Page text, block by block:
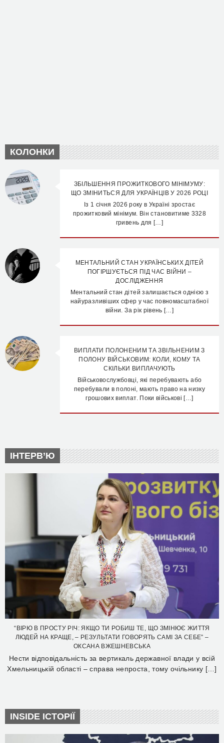
КОЛОНКИ
ЗБІЛЬШЕННЯ ПРОЖИТКОВОГО МІНІМУМУ:
ЩО ЗМІНИТЬСЯ ДЛЯ УКРАЇНЦІВ У 2026 РОЦІ
Із 1 січня 2026 року в Україні зростає
прожитковий мінімум. Він становитиме 3328
гривень для […]
МЕНТАЛЬНИЙ СТАН УКРАЇНСЬКИХ ДІТЕЙ
ПОГІРШУЄТЬСЯ ПІД ЧАС ВІЙНИ –
ДОСЛІДЖЕННЯ
Ментальний стан дітей залишається однією з
найуразливіших сфер у час повномасштабної
війни. За рік рівень […]
ВИПЛАТИ ПОЛОНЕНИМ ТА ЗВІЛЬНЕНИМ З
ПОЛОНУ ВІЙСЬКОВИМ: КОЛИ, КОМУ ТА
СКІЛЬКИ ВИПЛАЧУЮТЬ
Військовослужбовці, які перебувають або
перебували в полоні, мають право на низку
грошових виплат. Поки військові […]
ІНТЕРВ’Ю
“ВІРЮ В ПРОСТУ РІЧ: ЯКЩО ТИ РОБИШ ТЕ, ЩО ЗМІНЮЄ ЖИТТЯ
ЛЮДЕЙ НА КРАЩЕ, – РЕЗУЛЬТАТИ ГОВОРЯТЬ САМІ ЗА СЕБЕ” –
ОКСАНА ВЖЕШНЕВСЬКА
Нести відповідальність за вертикаль державної влади у всій
Хмельницькій області – справа непроста, тому очільнику […]
INSIDE ІСТОРІЇ